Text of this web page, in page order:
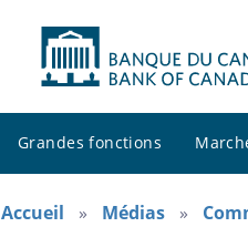
Grandes fonctions
Accueil Médias